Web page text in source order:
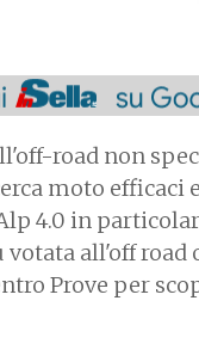
road non
moto efficaci
4.0 in
all'off road
Prove per